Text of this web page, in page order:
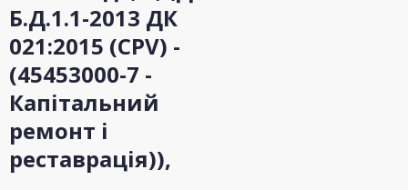
Б.Д.1.1-2013 ДК
021:2015 (CPV) -
(45453000-7 -
Капітальний
ремонт і
реставрація)),